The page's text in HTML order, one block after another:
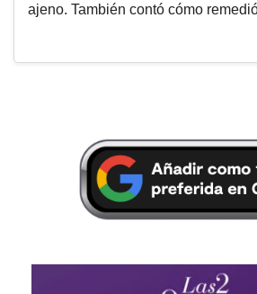
ajeno. También contó cómo